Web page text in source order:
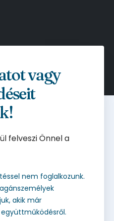
vagy
felveszi Önnel a
nem foglalkozunk.
akik már